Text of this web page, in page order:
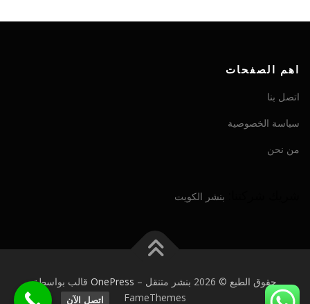
اهم الصفحات
اتصل بنا
سياسة الخصوصية
من نحن
بنشر الكويت
حقوق الطبع © 2026 بنشر متنقل –
OnePress قالب بواسطة
FameThemes
اتصل الآن